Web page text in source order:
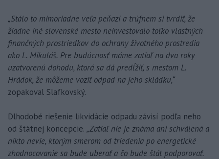
„Stálo to mimoriadne veľa peňazí a trúfnem si tvrdiť, že
žiadne iné slovenské mesto neinvestovalo toľko vlastných
finančných prostriedkov do ochrany životného prostredia
ako L. Mikuláš. Pre budúcnosť máme zatiaľ na dva roky
uzatvorenú dohodu, ktorá sa dá predĺžiť, s mestom L.
Hrádok, že môžeme voziť odpad na jeho skládku,“
zopakoval Slafkovský.
Dlhodobé riešenie likvidácie odpadu závisí podľa neho
od štátnej koncepcie. „Zatiaľ nie je známa ani schválená a
nikto nevie, ktorým smerom od triedenia po energetické
zhodnocovanie sa bude uberať a čo bude štát podporovať.